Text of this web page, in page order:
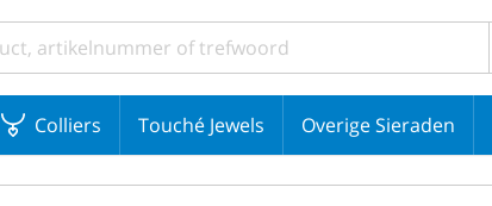
Colliers Touché Jewels Overige Sieraden